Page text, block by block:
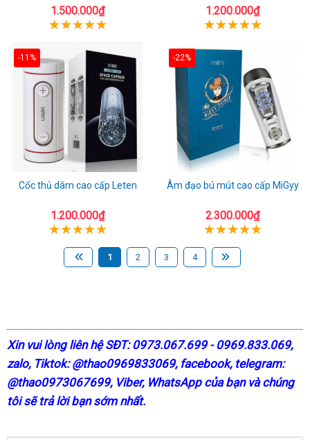
1.500.000₫ 1.200.000₫
-11%
Cốc thủ dâm cao cấp Leten
1.200.000₫
-22%
Âm đạo bú mút cao cấp MiGyy
2.300.000₫
1 2 3 4
Xin vui lòng liên hệ SĐT: 0973.067.699 - 0969.833.069,
zalo, Tiktok: @thao0969833069, facebook, telegram:
@thao0973067699, Viber, WhatsApp của bạn và chúng
tôi sẽ trả lời bạn sớm nhất.